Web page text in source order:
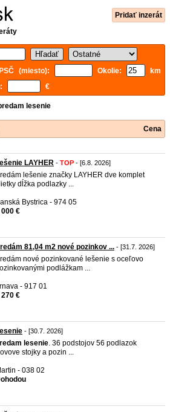
Pridať inzerát
PSČ (miesto):
Okolie:
km
€
lesenie
Cena
LAYHER - TOP - [6.8. 2026]
lešenie značky LAYHER dve komplet
dĺžka podlazky ...
Bystrica - 974 05
000 €
81,04 m2 nové pozinkov ... - [31.7. 2026]
nové pozinkované lešenie s oceľovo
podlážkam ...
- 917 01
270 €
- [30.7. 2026]
lesenie. 36 podstojov 56 podlazok
stojky a pozin ...
- 038 02